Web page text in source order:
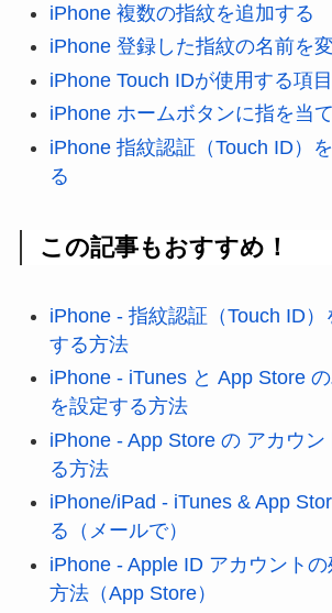
iPhone 複数の指紋を追加する
iPhone 登録した指紋の名前を
iPhone Touch IDが使用する項
iPhone ホームボタンに指を当
iPhone 指紋認証（Touch ID）
る
この記事もおすすめ！
iPhone - 指紋認証（Touch ID）
する方法
iPhone - iTunes と App Store
を設定する方法
iPhone - App Store の アカウ
る方法
iPhone/iPad - iTunes & App
る（メールで）
iPhone - Apple ID アカウント
方法（App Store）